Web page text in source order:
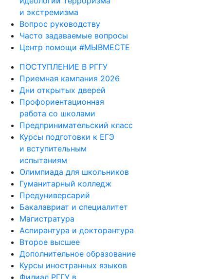
и экстремизма
Вопрос руководству
Часто задаваемые вопросы
Центр помощи #МЫВМЕСТЕ
ПОСТУПЛЕНИЕ В РГГУ
Приемная кампания 2026
Дни открытых дверей
Профориентационная
работа со школами
Предпринимательский класс
Курсы подготовки к ЕГЭ
и вступительным
испытаниям
Олимпиада для школьников
Гуманитарный колледж
Предуниверсарий
Бакалавриат и специалитет
Магистратура
Аспирантура и докторантура
Второе высшее
Дополнительное образование
Курсы иностранных языков
Филиал РГГУ в